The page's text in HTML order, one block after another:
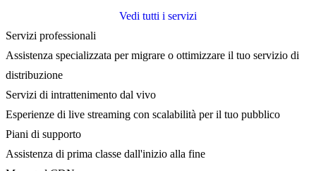
Vedi tutti i servizi
Servizi professionali
Assistenza specializzata per migrare o ottimizzare il tuo servizio di
distribuzione
Servizi di intrattenimento dal vivo
Esperienze di live streaming con scalabilità per il tuo pubblico
Piani di supporto
Assistenza di prima classe dall'inizio alla fine